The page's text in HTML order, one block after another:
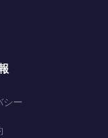
シー